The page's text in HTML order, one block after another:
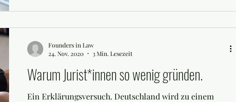
Warum Jurist*innen so wenig gründen.
Ein Erklärungsversuch. Deutschland wird zu einem
Founders in Law
24. Nov. 2020
3 Min. Lesezeit